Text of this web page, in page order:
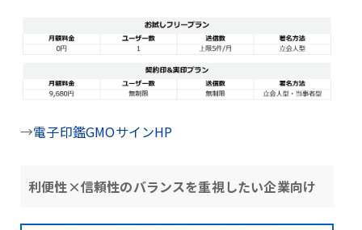
→電子印鑑GMOサインHP
利便性×信頼性のバランスを重視したい企業向け